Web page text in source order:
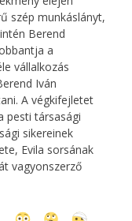
szép munkáslányt,
Berend
a
vállalkozás
Iván
A végkifejletet
pesti társasági
sikereinek
Evila sorsának
vagyonszerző